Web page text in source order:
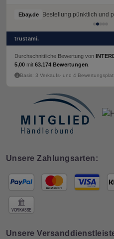
Ebay.de Bestellung pünktlich und
trustami.
Durchschnittliche Bewertung von
5,00 mit 63.174 Bewertungen
Basis: 3 Verkaufs- und 4
Unsere Zahlungsarten:
Unsere